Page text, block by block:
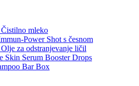
mleko
Power Shot s česnom
za odstranjevanje ličil
Skin Serum Booster Drops
Bar Box